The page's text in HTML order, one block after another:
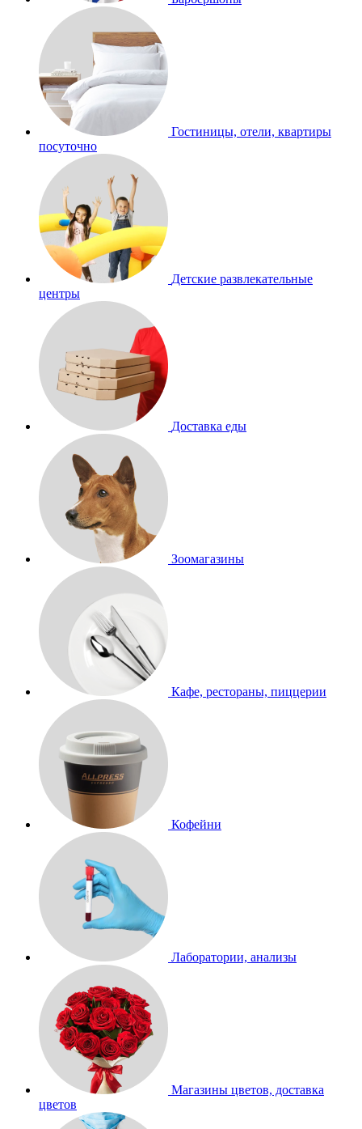
Гостиницы, отели, квартиры
посуточно
Детские развлекательные
центры
Доставка еды
Зоомагазины
Кафе, рестораны, пиццерии
Кофейни
Лаборатории, анализы
Магазины цветов, доставка
цветов